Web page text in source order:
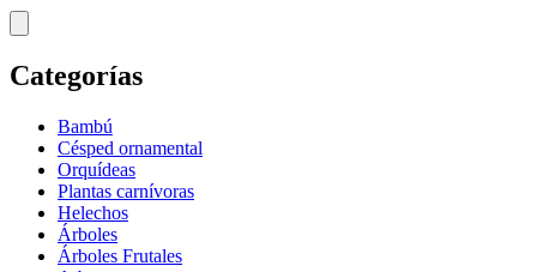
Categorías
Bambú
Césped ornamental
Orquídeas
Plantas carnívoras
Helechos
Árboles
Árboles Frutales